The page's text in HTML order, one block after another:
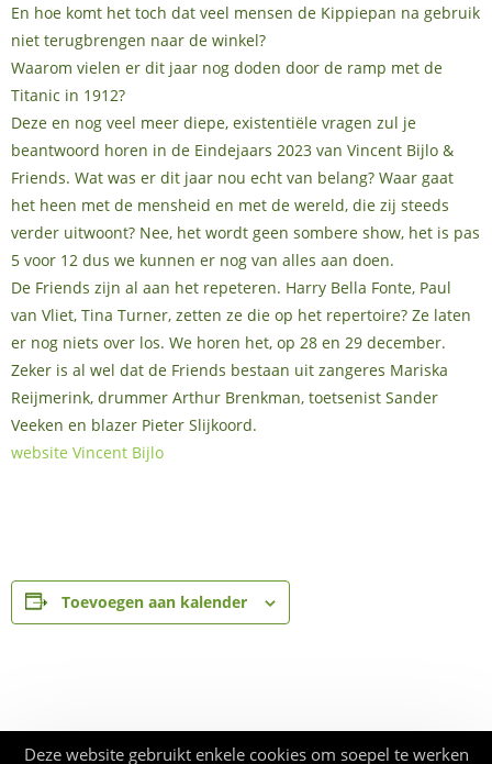
En hoe komt het toch dat veel mensen de Kippiepan na gebruik
niet terugbrengen naar de winkel?
Waarom vielen er dit jaar nog doden door de ramp met de
Titanic in 1912?
Deze en nog veel meer diepe, existentiële vragen zul je
beantwoord horen in de Eindejaars 2023 van Vincent Bijlo &
Friends. Wat was er dit jaar nou echt van belang? Waar gaat
het heen met de mensheid en met de wereld, die zij steeds
verder uitwoont? Nee, het wordt geen sombere show, het is pas
5 voor 12 dus we kunnen er nog van alles aan doen.
De Friends zijn al aan het repeteren. Harry Bella Fonte, Paul
van Vliet, Tina Turner, zetten ze die op het repertoire? Ze laten
er nog niets over los. We horen het, op 28 en 29 december.
Zeker is al wel dat de Friends bestaan uit zangeres Mariska
Reijmerink, drummer Arthur Brenkman, toetsenist Sander
Veeken en blazer Pieter Slijkoord.
website Vincent Bijlo
Toevoegen aan kalender
Deze website gebruikt enkele cookies om soepel te werken